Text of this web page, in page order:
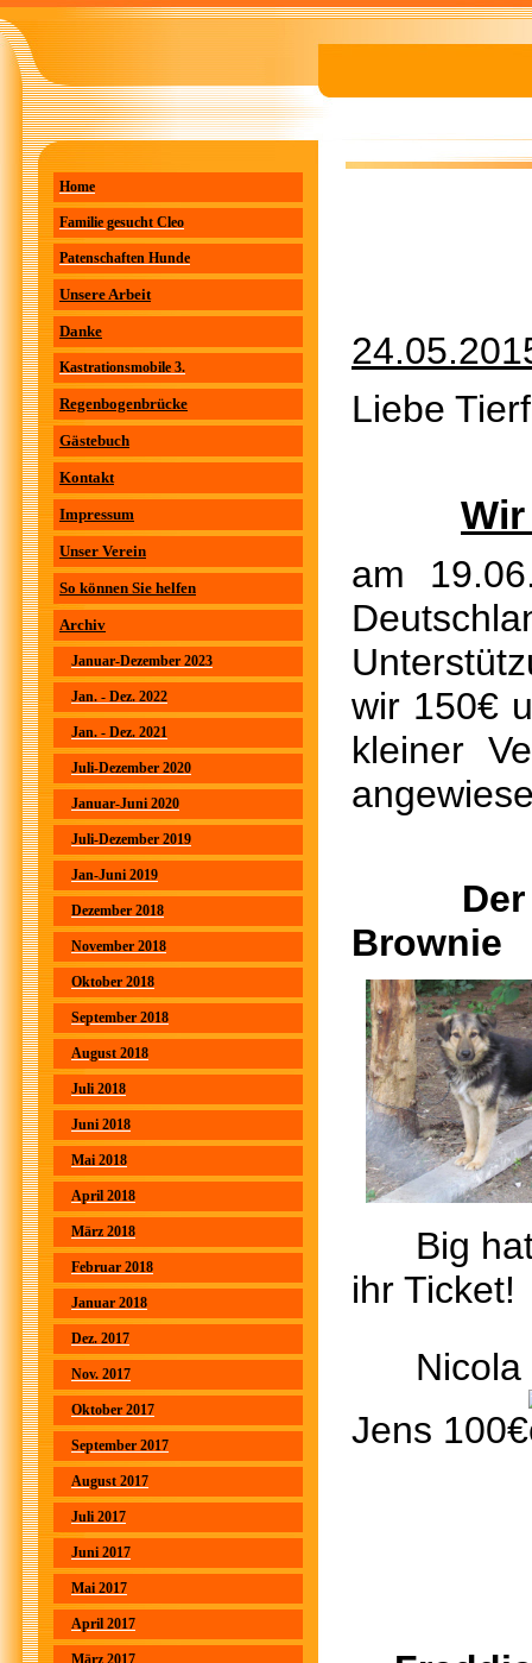
Home
Familie gesucht Cleo
Patenschaften Hunde
Unsere Arbeit
Danke
Kastrationsmobile 3.
Regenbogenbrücke
Gästebuch
Kontakt
Impressum
Unser Verein
So können Sie helfen
Archiv
Januar-Dezember 2023
Jan. - Dez. 2022
Jan. - Dez. 2021
Juli-Dezember 2020
Januar-Juni 2020
Juli-Dezember 2019
Jan-Juni 2019
Dezember 2018
November 2018
Oktober 2018
September 2018
August 2018
Juli 2018
Juni 2018
Mai 2018
April 2018
März 2018
Februar 2018
Januar 2018
Dez. 2017
Nov. 2017
Oktober 2017
September 2017
August 2017
Juli 2017
Juni 2017
Mai 2017
April 2017
März 2017
Liebe
am
wir 150€
kleiner
Big
ihr
Nicola
Jens 100€